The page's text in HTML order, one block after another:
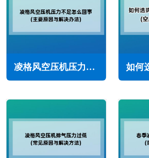
凌格风空压机压力不足怎么回事(主要原因与解决办法)